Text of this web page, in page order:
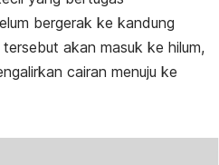
bergerak ke kandung
akan masuk ke hilum,
cairan menuju ke